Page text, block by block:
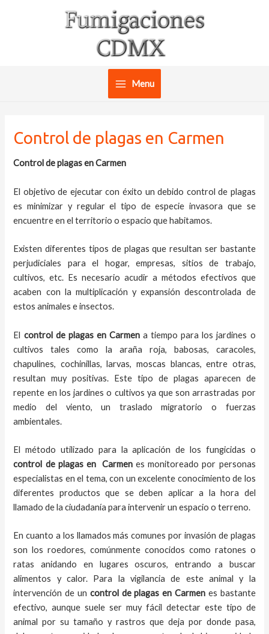
Main
Menu
Control de plagas en Carmen
Control de plagas en Carmen
El objetivo de ejecutar con éxito un debido control de plagas
es minimizar y regular el tipo de especie invasora que se
encuentre en el territorio o espacio que habitamos.
Existen diferentes tipos de plagas que resultan ser bastante
perjudiciales para el hogar, empresas, sitios de trabajo,
cultivos, etc. Es necesario acudir a métodos efectivos que
acaben con la multiplicación y expansión descontrolada de
estos animales e insectos.
El control de plagasen Carmena tiempopara los jardines o
cultivos tales como la araña roja, babosas, caracoles,
chapulines, cochinillas, larvas, moscas blancas, entre otras,
resultan muy positivas. Este tipo de plagas aparecen de
repente en los jardines o cultivos ya que son arrastradas por
medio del viento, un traslado migratorio o fuerzas
ambientales.
El método utilizado para la aplicación de los fungicidas o
control de plagas enCarmen es monitoreado por personas
especialistas en el tema, con un excelente conocimiento de los
diferentes productos que se deben aplicar a la hora del
llamado de la ciudadanía para intervenir un espacio o terreno.
En cuanto a los llamados más comunes por invasión de plagas
son los roedores, comúnmente conocidos como ratones o
ratas anidando en lugares oscuros, entrando a buscar
alimentos y calor. Para la vigilancia de este animal y la
intervención de un control de plagas en Carmen es bastante
efectivo, aunque suele ser muy fácil detectar este tipo de
animal por su tamaño y rastros que deja por donde pasa,